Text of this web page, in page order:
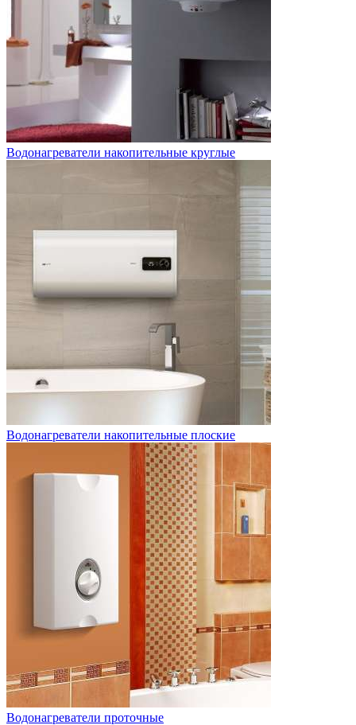
Водонагреватели накопительные круглые
Водонагреватели накопительные плоские
Водонагреватели проточные